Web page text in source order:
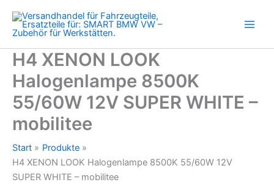
Inhalt
springen
H4 XENON LOOK
Halogenlampe 8500K
55/60W 12V SUPER WHITE –
mobilitee
Start
Produkte
H4 XENON LOOK Halogenlampe 8500K 55/60W 12V
SUPER WHITE – mobilitee